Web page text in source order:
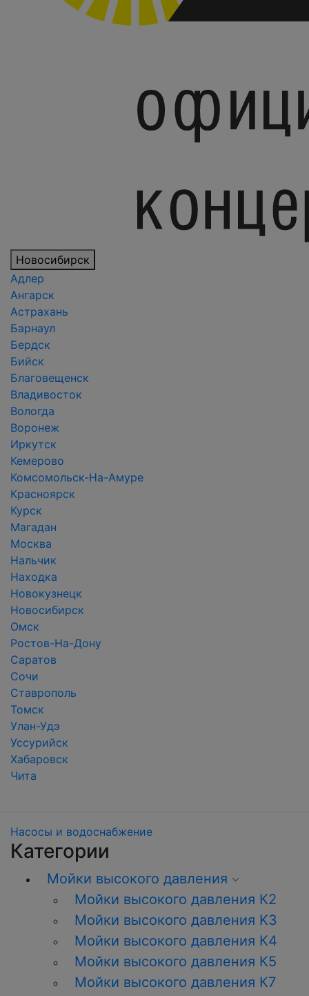
Новосибирск
Адлер
Ангарск
Астрахань
Барнаул
Бердск
Бийск
Благовещенск
Владивосток
Вологда
Воронеж
Иркутск
Кемерово
Комсомольск-На-Амуре
Красноярск
Курск
Магадан
Москва
Нальчик
Находка
Новокузнецк
Новосибирск
Омск
Ростов-На-Дону
Саратов
Сочи
Ставрополь
Томск
Улан-Удэ
Уссурийск
Хабаровск
Чита
Насосы и водоснабжение
Категории
Мойки высокого давления
Мойки высокого давления К2
Мойки высокого давления K3
Мойки высокого давления К4
Мойки высокого давления К5
Мойки высокого давления К7